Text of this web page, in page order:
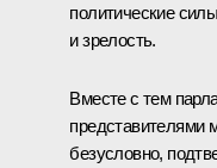
политические
и зрелость.
Вместе с тем
представителями
безусловно,